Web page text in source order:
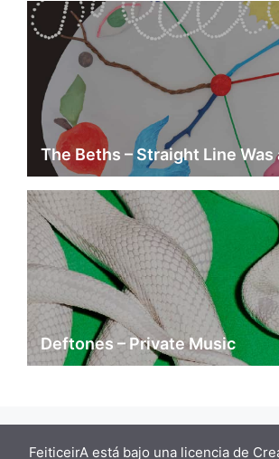
The Beths – Straight Line Was
Deftones – Private Music
FeiticeirA está bajo una licencia de